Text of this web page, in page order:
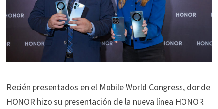
Recién presentados en el Mobile World Congress, donde
HONOR hizo su presentación de la nueva línea HONOR